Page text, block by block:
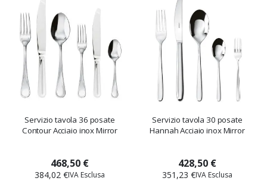
Servizio tavola 36 posate
Contour Acciaio inox Mirror
468,50 €
384,02 €
Servizio tavola 30 posate
Hannah Acciaio inox Mirror
428,50 €
351,23 €